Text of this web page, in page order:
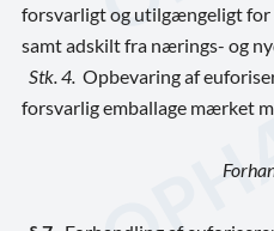
forsvarligt og utilgængeligt for
samt adskilt fra nærings- og
Stk. 4. Opbevaring af
forsvarlig emballage mærket